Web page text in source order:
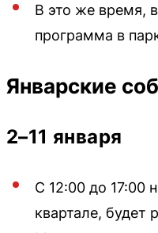
В это же время,
программа в
Январские
2–11 января
С 12:00 до 17:00
квартале, будет